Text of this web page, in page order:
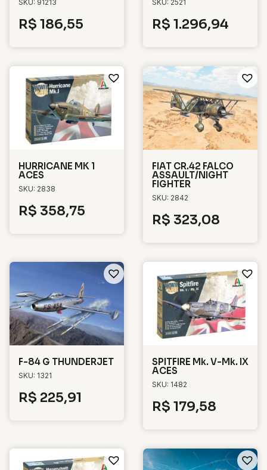
SKU: 91213
R$ 186,55
SKU: 2521
R$ 1.296,94
HURRICANE MK 1
ACES
SKU: 2838
R$ 358,75
FIAT CR.42 FALCO
ASSAULT/NIGHT
FIGHTER
SKU: 2842
R$ 323,08
F-84 G THUNDERJET
SKU: 1321
R$ 225,91
SPITFIRE Mk. V-Mk. IX
ACES
SKU: 1482
R$ 179,58